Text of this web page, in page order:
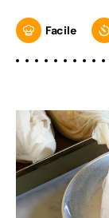
Facile